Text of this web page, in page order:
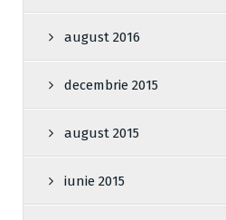
august 2016
decembrie 2015
august 2015
iunie 2015